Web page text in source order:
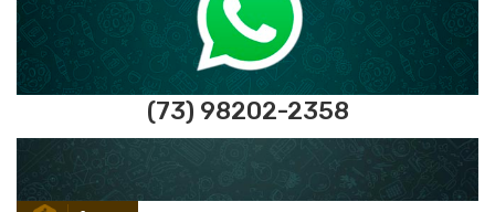
(73) 98202-2358